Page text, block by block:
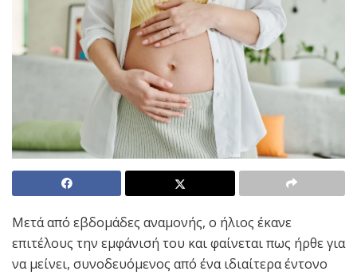
Μετά από εβδομάδες αναμονής, ο ήλιος έκανε
επιτέλους την εμφάνισή του και φαίνεται πως ήρθε για
να μείνει, συνοδευόμενος από ένα ιδιαίτερα έντονο